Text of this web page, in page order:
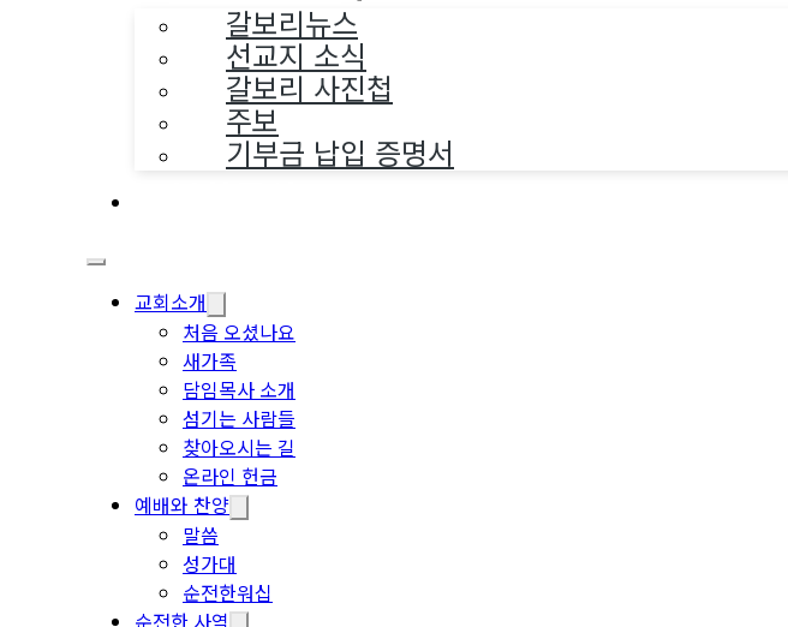
갈보리뉴스
선교지 소식
갈보리 사진첩
주보
기부금 납입 증명서
교회소개
처음 오셨나요
새가족
담임목사 소개
섬기는 사람들
찾아오시는 길
온라인 헌금
예배와 찬양
말씀
성가대
순전한워십